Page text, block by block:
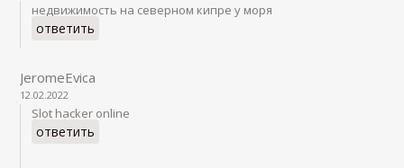
недвижимость на северном кипре у моря
ответить
JeromeEvica
12.02.2022
Slot hacker online
ответить